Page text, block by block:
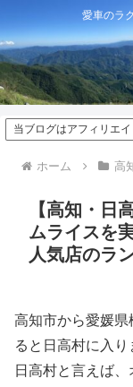
愛車のラ
当ブログはアフィリエ
ホーム 高
【高知・日
ムライスを
人気店のラ
高知市から愛媛
ると日高村に入り
日高村と言えば